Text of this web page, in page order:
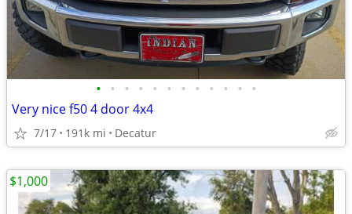
• • • • • • • • • • • •
Very nice f50 4 door 4x4
7/17 191k mi Decatur
$1,000